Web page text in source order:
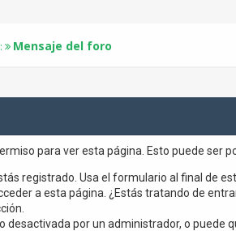
Mensaje del foro
para ver esta página. Esto puede ser
registrado. Usa el formulario al final de
a esta página. ¿Estás tratando de
desactivada por un administrador, o puede